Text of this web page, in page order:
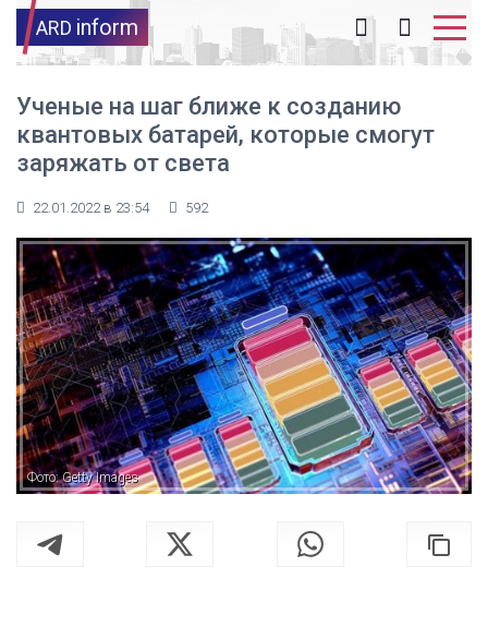
ARD inform
Ученые на шаг ближе к созданию
квантовых батарей, которые смогут
заряжать от света
22.01.2022 в 23:54 592
Фото: Getty Images